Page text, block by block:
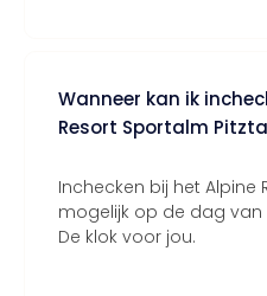
Wanneer kan ik
Resort Sportalm
Inchecken bij het Alpine
mogelijk op de dag van
De klok voor jou.